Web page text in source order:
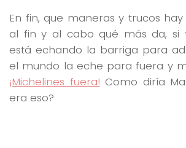
En fin, que maneras y trucos
al fin y al cabo qué más da, si
está echando la barriga para
el mundo la eche para fuera y
¡Michelines fuera! Como diría
era eso?